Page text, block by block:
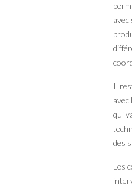
avec
Il
qui
des
Les